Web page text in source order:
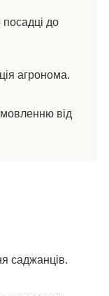
посадці до
агронома.
від
саджанців.